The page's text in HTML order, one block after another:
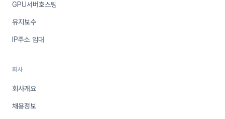
GPU서버호스팅
유지보수
IP주소 임대
회사
회사개요
채용정보